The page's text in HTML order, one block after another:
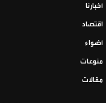
أخبارنا
اقتصاد
أضواء
منوعات
مقالات